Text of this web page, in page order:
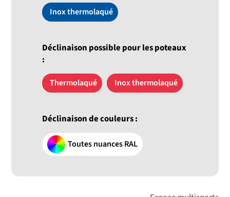
Inox thermolaqué
Déclinaison possible pour les poteaux
:
Thermolaqué Inox thermolaqué
Déclinaison de couleurs :
Toutes nuances RAL